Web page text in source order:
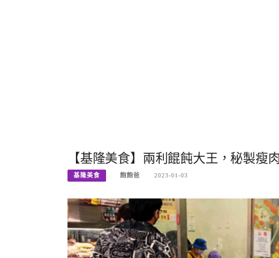
【基隆美食】兩利餛飩大王，秘製瘦
基隆美食 飽飽爸 2023-01-03